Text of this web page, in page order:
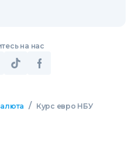
на нас
/
Курс евро НБУ